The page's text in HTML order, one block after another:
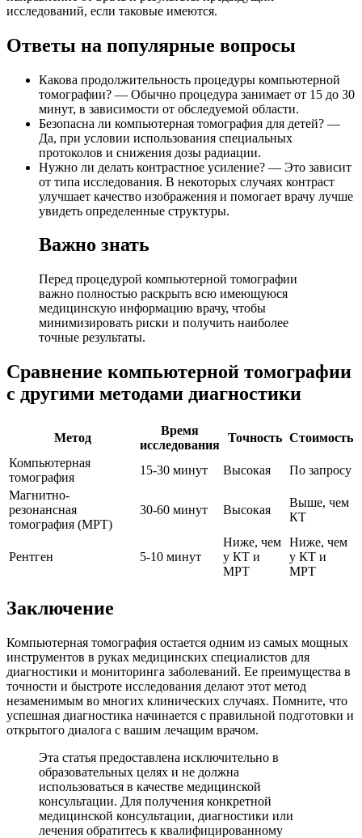
исследований, если таковые имеются.
Ответы на популярные вопросы
Какова продолжительность процедуры компьютерной
томографии? — Обычно процедура занимает от 15 до 30
минут, в зависимости от обследуемой области.
Безопасна ли компьютерная томография для детей? —
Да, при условии использования специальных
протоколов и снижения дозы радиации.
Нужно ли делать контрастное усиление? — Это зависит
от типа исследования. В некоторых случаях контраст
улучшает качество изображения и помогает врачу лучше
увидеть определенные структуры.
Важно знать
Перед процедурой компьютерной томографии
важно полностью раскрыть всю имеющуюся
медицинскую информацию врачу, чтобы
минимизировать риски и получить наиболее
точные результаты.
Сравнение компьютерной томографии
с другими методами диагностики
Метод
Время
исследования
Точность Стоимость
Компьютерная
томография
15-30 минут Высокая
По запросу
Магнитно-
резонансная
томография (МРТ)
30-60 минут Высокая
Выше, чем
КТ
Рентген 5-10 минут
Ниже, чем
у КТ и
МРТ
Ниже, чем
у КТ и
МРТ
Заключение
Компьютерная томография остается одним из самых мощных
инструментов в руках медицинских специалистов для
диагностики и мониторинга заболеваний. Ее преимущества в
точности и быстроте исследования делают этот метод
незаменимым во многих клинических случаях. Помните, что
успешная диагностика начинается с правильной подготовки и
открытого диалога с вашим лечащим врачом.
Эта статья предоставлена исключительно в
образовательных целях и не должна
использоваться в качестве медицинской
консультации. Для получения конкретной
медицинской консультации, диагностики или
лечения обратитесь к квалифицированному